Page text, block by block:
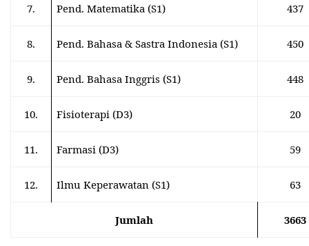
7. Pend. Matematika (S1) 437
8. Pend. Bahasa & Sastra Indonesia (S1) 450
9. Pend. Bahasa Inggris (S1) 448
10. Fisioterapi (D3) 20
11. Farmasi (D3) 59
12. Ilmu Keperawatan (S1) 63
Jumlah 3663